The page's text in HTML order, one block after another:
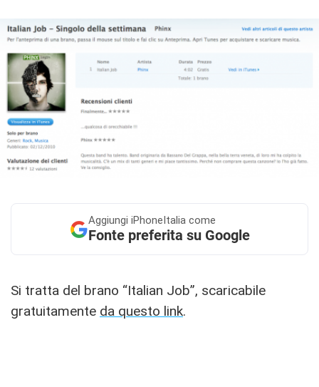
Aggiungi iPhoneItalia come
Fonte preferita su Google
Si tratta del brano “Italian Job”, scaricabile
gratuitamente da questo link.